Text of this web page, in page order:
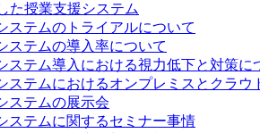
た授業支援システム
ステムのトライアルについて
ステムの導入率について
ステム導入における視力低下と対策に
ステムにおけるオンプレミスとクラウ
ステムの展示会
ステムに関するセミナー事情